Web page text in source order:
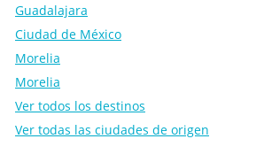
Guadalajara
Ciudad de México
Morelia
Morelia
Ver todos los destinos
Ver todas las ciudades de origen